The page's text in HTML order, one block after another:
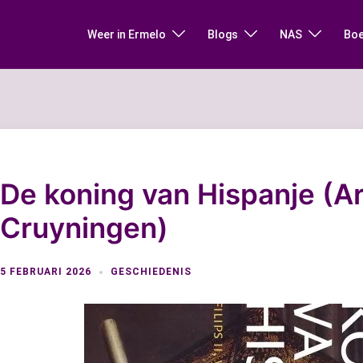
Weer in Ermelo Blogs NAS
De koning van Hispanje
Cruyningen)
5 FEBRUARI 2026 GESCHIEDENIS